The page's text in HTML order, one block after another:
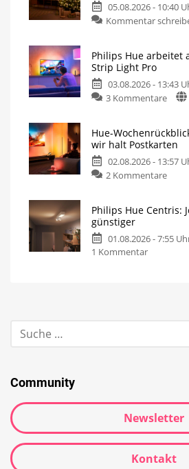
05.08.2026 - 10:40
Kommentar
Philips Hue arbeitet
Strip Light Pro
03.08.2026 - 13:43
3 Kommentare
Hue-
wir halt Postkarten
02.08.2026 - 13:57
2 Kommentare
Philips Hue Centris:
günstiger
01.08.2026 - 7:55
1 Kommentar
Community
Newsletter
Kontakt